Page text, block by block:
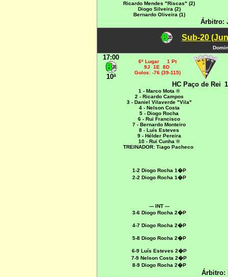
Ricardo Mendes "Riscas" (2)
Diogo Silveira (2)
Bernardo Oliveira (1)
Árbitro:
Sub-20
17:00
10ª
6º Lugar 1 Pt
9J 1E 8D
Golos: -76 (39-115)
HC Paço de Rei
1 - Marco Mota ®
2 - Ricardo Campos
3 - Daniel Vilaverde "Vila"
4 - Nelson Costa
5 - Diogo Rocha
6 - Rui Francisco
7 - Bernardo Monteiro
8 - Luís Esteves
9 - Hélder Pereira
10 - Rui Cunha ®
TREINADOR: Tiago Pacheco
1-2 Diogo Rocha 1�P
2-2 Diogo Rocha 1�P
--- INT ---
3-6 Diogo Rocha 2�P
4-7 Diogo Rocha 2�P
5-8 Diogo Rocha 2�P
6-9 Luís Esteves 2�P
7-9 Nelson Costa 2�P
8-9 Diogo Rocha 2�P
Árbitro: